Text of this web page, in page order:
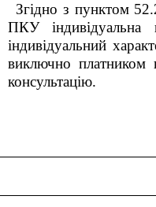
Згідно з пунктом
ПКУ індивідуальна
індивідуальний
виключно платником
консультацію.